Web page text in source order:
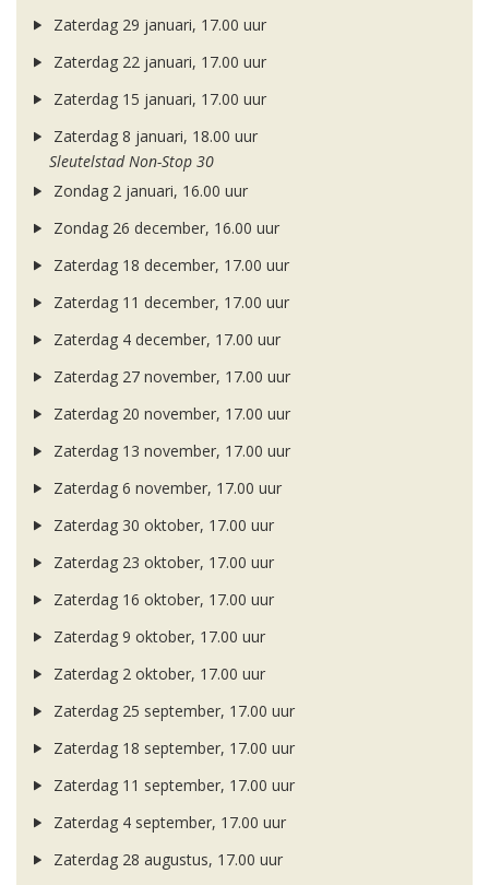
Zaterdag 29 januari, 17.00 uur
Zaterdag 22 januari, 17.00 uur
Zaterdag 15 januari, 17.00 uur
Zaterdag 8 januari, 18.00 uur
Sleutelstad Non-Stop 30
Zondag 2 januari, 16.00 uur
Zondag 26 december, 16.00 uur
Zaterdag 18 december, 17.00 uur
Zaterdag 11 december, 17.00 uur
Zaterdag 4 december, 17.00 uur
Zaterdag 27 november, 17.00 uur
Zaterdag 20 november, 17.00 uur
Zaterdag 13 november, 17.00 uur
Zaterdag 6 november, 17.00 uur
Zaterdag 30 oktober, 17.00 uur
Zaterdag 23 oktober, 17.00 uur
Zaterdag 16 oktober, 17.00 uur
Zaterdag 9 oktober, 17.00 uur
Zaterdag 2 oktober, 17.00 uur
Zaterdag 25 september, 17.00 uur
Zaterdag 18 september, 17.00 uur
Zaterdag 11 september, 17.00 uur
Zaterdag 4 september, 17.00 uur
Zaterdag 28 augustus, 17.00 uur